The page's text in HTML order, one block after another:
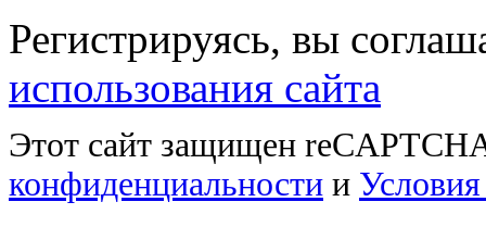
Регистрируясь, вы
использования сайта
Этот сайт защищен
конфиденциальности и